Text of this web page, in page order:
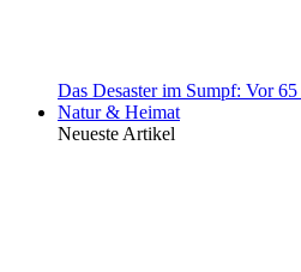
Das Desaster im Sumpf: Vor
Natur & Heimat
Neueste Artikel